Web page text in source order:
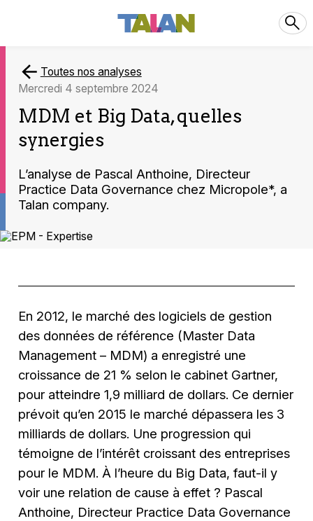
Toutes nos analyses
mercredi 4 septembre 2024
MDM et Big Data, quelles
synergies
L’analyse de Pascal Anthoine, Directeur
Practice Data Governance chez Micropole*, a
Talan company.
En 2012, le marché des logiciels de gestion
des données de référence (Master Data
Management – MDM) a enregistré une
croissance de 21 % selon le cabinet Gartner,
pour atteindre 1,9 milliard de dollars. Ce dernier
prévoit qu’en 2015 le marché dépassera les 3
milliards de dollars. Une progression qui
témoigne de l’intérêt croissant des entreprises
pour le MDM. À l’heure du Big Data, faut-il y
voir une relation de cause à effet ? Pascal
Anthoine, Directeur Practice Data Governance